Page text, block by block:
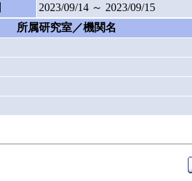
2023/09/14 ～ 2023/09/15
所属研究室／機関名